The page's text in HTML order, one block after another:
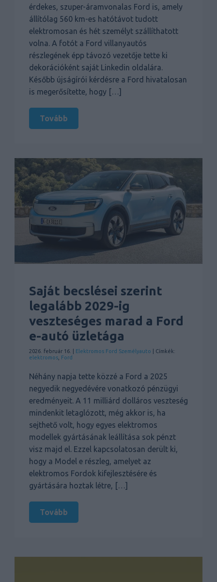
érdekes, szuper-áramvonalas Ford is, amely
állítólag 560 km-es hatótávot tudott
elektromosan és hét személyt szállíthatott
volna. A fotót a Ford villanyautós
részlegének épp távozó vezetője tette ki
dekorációként saját Linkedin oldalára.
Később újságírói kérdésre a Ford hivatalosan
is megerősítette, hogy […]
Tovább
Saját becslései szerint
legalább 2029-ig
veszteséges marad a Ford
e-autó üzletága
2026. február 16. | Elektromos Ford Személyauto | Címkék:
elektromos
Ford
Néhány napja tette közzé a Ford a 2025
negyedik negyedévére vonatkozó pénzügyi
eredményeit. A 11 milliárd dolláros veszteség
mindenkit letaglózott, még akkor is, ha
sejthető volt, hogy egyes elektromos
modellek gyártásának leállítása sok pénzt
visz majd el. Ezzel kapcsolatosan derült ki,
hogy a Model e részleg, amelyet az
elektromos Fordok kifejlesztésére és
gyártására hoztak létre, […]
Tovább